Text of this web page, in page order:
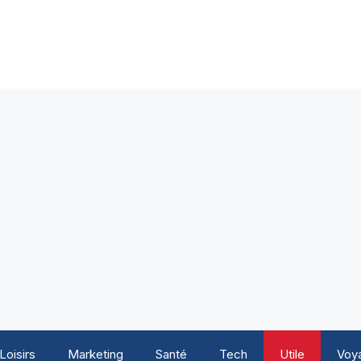
Loisirs Marketing Santé Tech Utile